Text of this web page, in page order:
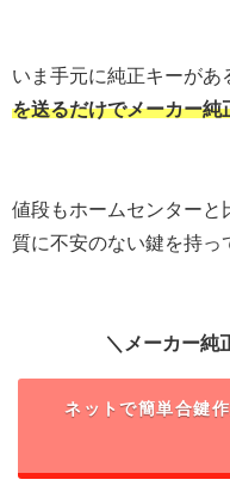
いま手元に純正キーがあ
を送るだけでメーカー純
値段もホームセンターと
質に不安のない鍵を持っ
＼メーカー純
ネットで簡単合鍵